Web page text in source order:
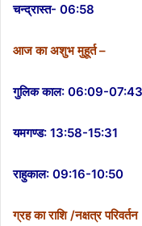
चन्द्रास्त- 06:58
आज का अशुभ मुहूर्त –
गुलिक काल: 06:09-07:43
यमगण्ड: 13:58-15:31
राहुकाल: 09:16-10:50
ग्रह का राशि /नक्षत्र परिवर्तन